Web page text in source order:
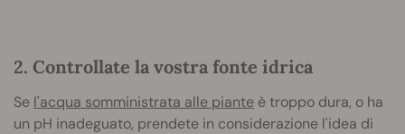
2. Controllate la vostra fonte idrica
Se l'acqua somministrata alle piante è troppo dura, o ha
un pH inadeguato, prendete in considerazione l'idea di